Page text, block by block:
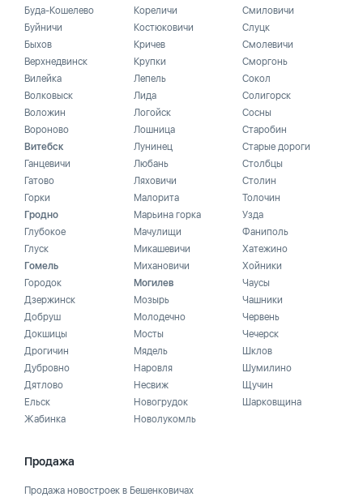
Буда-Кошелево
Буйничи
Быхов
Верхнедвинск
Вилейка
Волковыск
Воложин
Вороново
Витебск
Ганцевичи
Гатово
Горки
Гродно
Глубокое
Глуск
Гомель
Городок
Дзержинск
Добруш
Докшицы
Дрогичин
Дубровно
Дятлово
Ельск
Жабинка
Кореличи
Костюковичи
Кричев
Крупки
Лепель
Лида
Логойск
Лошница
Лунинец
Любань
Ляховичи
Малорита
Марьина горка
Мачулищи
Микашевичи
Михановичи
Могилев
Мозырь
Молодечно
Мосты
Мядель
Наровля
Несвиж
Новогрудок
Новолукомль
Смиловичи
Слуцк
Смолевичи
Сморгонь
Сокол
Солигорск
Сосны
Старобин
Старые дороги
Столбцы
Столин
Толочин
Узда
Фаниполь
Хатежино
Хойники
Чаусы
Чашники
Червень
Чечерск
Шклов
Шумилино
Щучин
Шарковщина
Продажа
Продажа новостроек в Бешенковичах